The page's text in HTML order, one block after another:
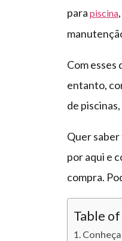
para piscina
Com esses
entanto,
de
Quer saber
por aqui e
compra.
Table